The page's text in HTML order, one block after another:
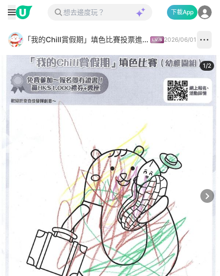
下載App
「我的Chill賞假期」填色比賽投票進行中✅ 2026/06/01
1/2